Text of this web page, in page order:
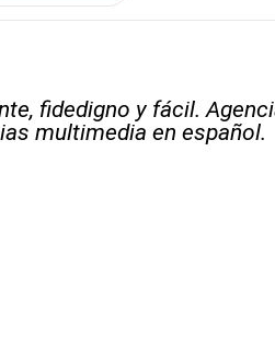
fidedigno y fácil.
multimedia en español.